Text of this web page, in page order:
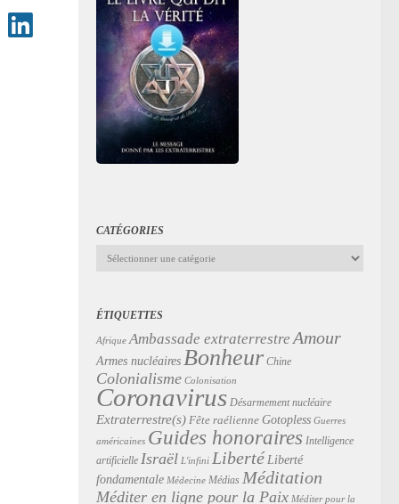
CATÉGORIES
Catégories
ÉTIQUETTES
Afrique Ambassade extraterrestre Amour
Armes nucléaires Bonheur Chine
Colonialisme Colonisation
Coronavirus Désarmement nucléaire
Extraterrestre(s) Fête raélienne Gotopless Guerres
américaines Guides honoraires Intelligence
artificielle Israël L'infini Liberté Liberté
fondamentale Médecine Médias Méditation
Méditer en ligne pour la Paix Méditer pour la